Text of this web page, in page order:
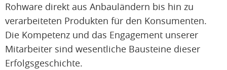
Rohware direkt aus Anbauländern bis hin zu
verarbeiteten Produkten für den Konsumenten.
Die Kompetenz und das Engagement unserer
Mitarbeiter sind wesentliche Bausteine dieser
Erfolgsgeschichte.